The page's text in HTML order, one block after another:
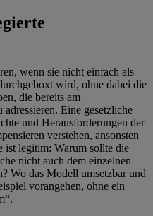
wenn sie nicht einfach als
wird, ohne dabei die
die bereits am
Eine gesetzliche
und Herausforderungen der
verstehen, ansonsten
ist legitim: Warum sollte die
nicht auch dem einzelnen
Wo das Modell umsetzbar und
vorangehen, ohne ein